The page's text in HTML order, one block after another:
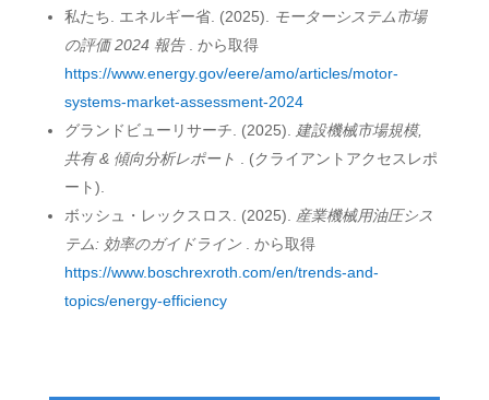
私たち. エネルギー省. (2025).
モーターシステム市場
の評価 2024 報告
. から取得
https://www.energy.gov/eere/amo/articles/motor-
systems-market-assessment-2024
グランドビューリサーチ. (2025).
建設機械市場規模,
共有 & 傾向分析レポート
. (クライアントアクセスレポ
ート).
ボッシュ・レックスロス. (2025).
産業機械用油圧シス
テム: 効率のガイドライン
. から取得
https://www.boschrexroth.com/en/trends-and-
topics/energy-efficiency